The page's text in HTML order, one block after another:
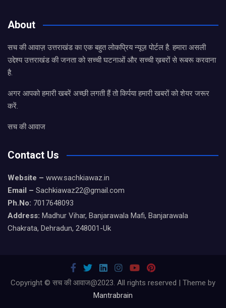
About
सच की आवाज़ उत्तराखंड का एक बहुत लोकप्रिय न्यूज़ पोर्टल है. हमारा असली
उद्देश्य उत्तराखंड की जनता को सच्ची घटनाओं और सच्ची ख़बरों से रूबरू करवाना
है.
अगर आपको हमारी खबरें अच्छी लगती हैं तो किर्पया हमारी खबरों को शेयर जरूर
करें.
सच की आवाज
Contact Us
Website – www.sachkiawaz.in
Email – Sachkiawaz22@gmail.com
Ph.No: 7017648093
Address: Madhur Vihar, Banjarawala Mafi, Banjarawala
Chakrata, Dehradun, 248001-Uk
Copyright © सच की आवाज@2023. All rights reserved | Theme by
Mantrabrain